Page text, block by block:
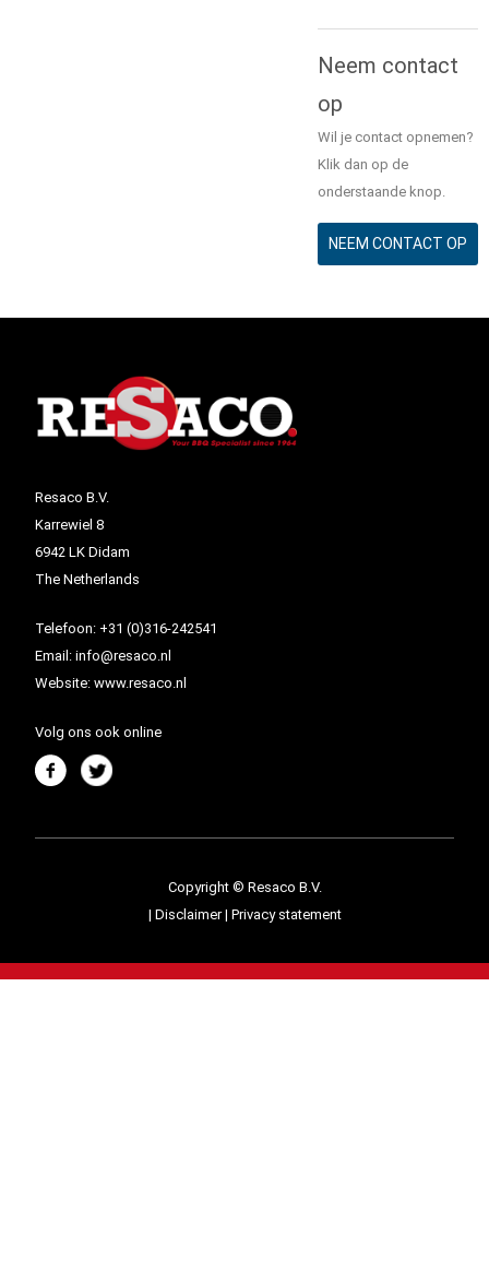
Neem contact
op
Wil je contact opnemen?
Klik dan op de
onderstaande knop.
NEEM CONTACT OP
Resaco B.V.
Karrewiel 8
6942 LK Didam
The Netherlands
Telefoon: +31 (0)316-242541
Email: info@resaco.nl
Website: www.resaco.nl
Volg ons ook online
Copyright © Resaco B.V.
| Disclaimer| Privacy statement